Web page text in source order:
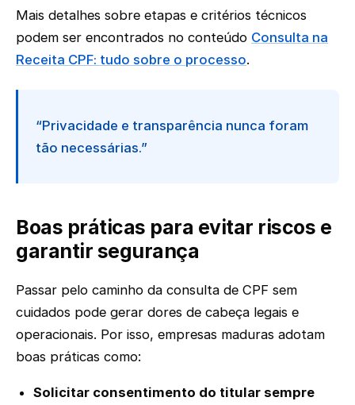
Mais detalhes sobre etapas e critérios técnicos
podem ser encontrados no conteúdo Consulta na
Receita CPF: tudo sobre o processo.
“Privacidade e transparência nunca foram
tão necessárias.”
Boas práticas para evitar riscos e
garantir segurança
Passar pelo caminho da consulta de CPF sem
cuidados pode gerar dores de cabeça legais e
operacionais. Por isso, empresas maduras adotam
boas práticas como:
Solicitar consentimento do titular sempre